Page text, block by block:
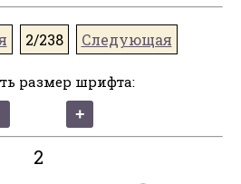
2/238 Следующая
размер шрифта:
2